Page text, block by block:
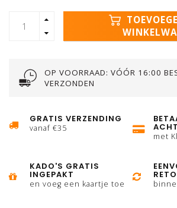
OP VOORRAAD: VÓÓR 16:00
VERZONDEN
GRATIS VERZENDING
vanaf €35
met
KADO'S GRATIS
INGEPAKT
en voeg een kaartje toe